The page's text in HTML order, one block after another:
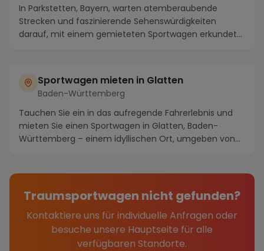
In Parkstetten, Bayern, warten atemberaubende
Strecken und faszinierende Sehenswürdigkeiten
darauf, mit einem gemieteten Sportwagen erkundet
Sportwagen mieten in Glatten
Baden-Württemberg
Tauchen Sie ein in das aufregende Fahrerlebnis und
mieten Sie einen Sportwagen in Glatten, Baden-
Württemberg – einem idyllischen Ort, umgeben von
Traumsportwagen nicht gefunden?
Kontaktiere uns für individuelle Anfragen oder
besuche unsere Hauptseite für alle
verfügbaren Standorte.